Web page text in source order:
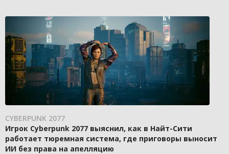
CYBERPUNK 2077
Игрок Cyberpunk 2077 выяснил, как в Найт-Сити
работает тюремная система, где приговоры выносит
ИИ без права на апелляцию